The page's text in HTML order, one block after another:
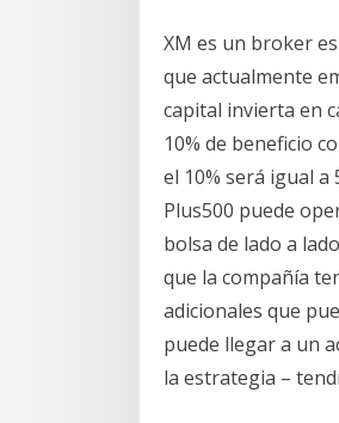
XM es un broker
que actualmente
capital invierta en
10% de beneficio
el 10% será igual a
Plus500 puede
bolsa de lado a
que la compañía
adicionales que
puede llegar a un
la estrategia –